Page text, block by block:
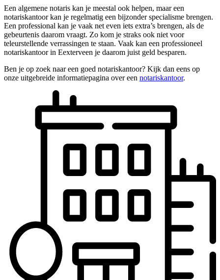
Een algemene notaris kan je meestal ook helpen, maar een
notariskantoor kan je regelmatig een bijzonder specialisme brengen.
Een professional kan je vaak net even iets extra’s brengen, als de
gebeurtenis daarom vraagt. Zo kom je straks ook niet voor
teleurstellende verrassingen te staan. Vaak kan een professioneel
notariskantoor in Eexterveen je daarom juist geld besparen.
Ben je op zoek naar een goed notariskantoor? Kijk dan eens op
onze uitgebreide informatiepagina over een notariskantoor.